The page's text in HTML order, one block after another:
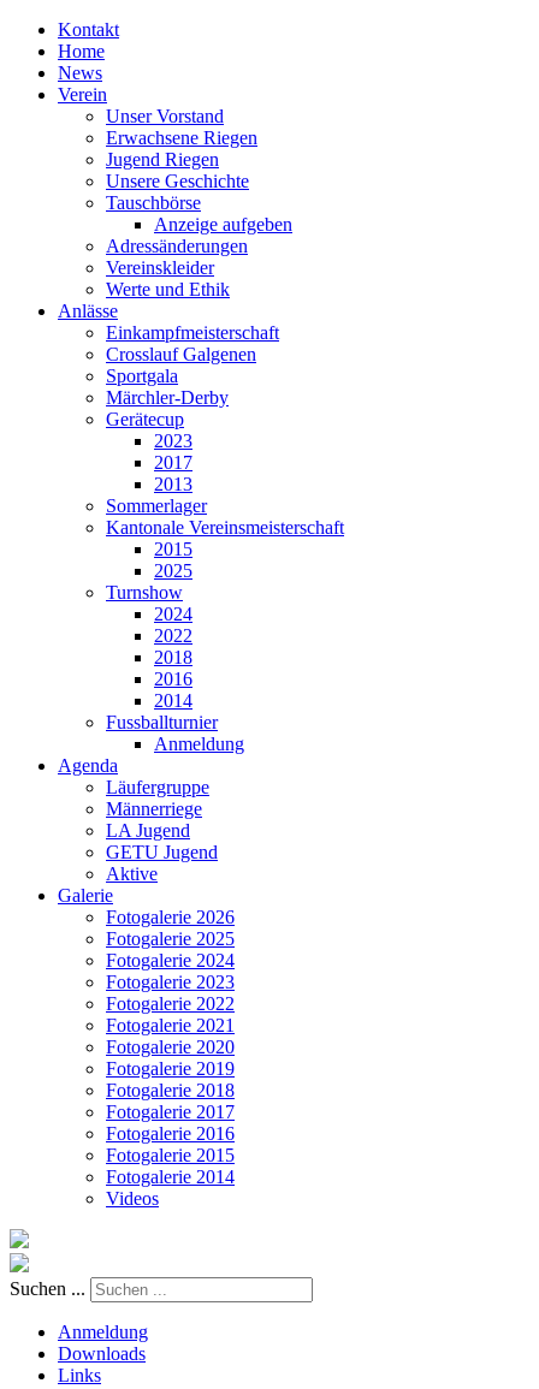
Kontakt
Home
News
Verein
Unser Vorstand
Erwachsene Riegen
Jugend Riegen
Unsere Geschichte
Tauschbörse
Anzeige aufgeben
Adressänderungen
Vereinskleider
Werte und Ethik
Anlässe
Einkampfmeisterschaft
Crosslauf Galgenen
Sportgala
Märchler-Derby
Gerätecup
2023
2017
2013
Sommerlager
Kantonale Vereinsmeisterschaft
2015
2025
Turnshow
2024
2022
2018
2016
2014
Fussballturnier
Anmeldung
Agenda
Läufergruppe
Männerriege
LA Jugend
GETU Jugend
Aktive
Galerie
Fotogalerie 2026
Fotogalerie 2025
Fotogalerie 2024
Fotogalerie 2023
Fotogalerie 2022
Fotogalerie 2021
Fotogalerie 2020
Fotogalerie 2019
Fotogalerie 2018
Fotogalerie 2017
Fotogalerie 2016
Fotogalerie 2015
Fotogalerie 2014
Videos
Suchen ...
Anmeldung
Downloads
Links